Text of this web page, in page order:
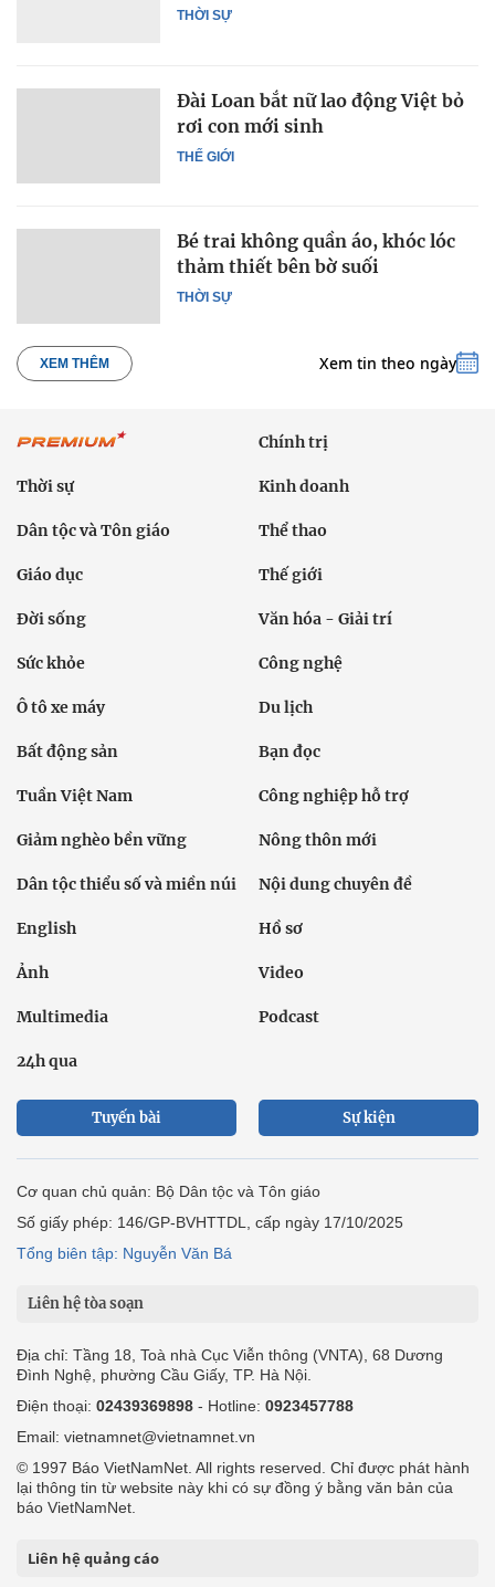
THỜI SỰ
THẾ GIỚI
Đài Loan bắt nữ lao động Việt bỏ
rơi con mới sinh
THỜI SỰ
Bé trai không quần áo, khóc lóc
thảm thiết bên bờ suối
XEM THÊM Xem tin theo ngày
Chính trị
Thời sự Kinh doanh
Dân tộc và Tôn giáo Thể thao
Giáo dục Thế giới
Đời sống Văn hóa - Giải trí
Sức khỏe Công nghệ
Ô tô xe máy Du lịch
Bất động sản Bạn đọc
Tuần Việt Nam Công nghiệp hỗ trợ
Giảm nghèo bền vững Nông thôn mới
Dân tộc thiểu số và miền núi Nội dung chuyên đề
English Hồ sơ
Ảnh Video
Multimedia Podcast
24h qua
Tuyến bài Sự kiện
Cơ quan chủ quản: Bộ Dân tộc và Tôn giáo
Số giấy phép: 146/GP-BVHTTDL, cấp ngày 17/10/2025
Tổng biên tập: Nguyễn Văn Bá
Liên hệ tòa soạn
Địa chỉ: Tầng 18, Toà nhà Cục Viễn thông (VNTA), 68 Dương
Đình Nghệ, phường Cầu Giấy, TP. Hà Nội.
Điện thoại: 02439369898 - Hotline: 0923457788
Email: vietnamnet@vietnamnet.vn
© 1997 Báo VietNamNet. All rights reserved. Chỉ được phát hành
lại thông tin từ website này khi có sự đồng ý bằng văn bản của
báo VietNamNet.
Liên hệ quảng cáo